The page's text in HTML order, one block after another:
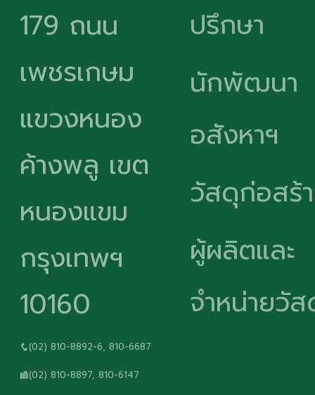
179 ถนน
เพชรเกษม
แขวงหนอง
ค้างพลู เขต
หนองแขม
กรุงเทพฯ
10160
(02) 810-8892-6, 810-6687
(02) 810-8897, 810-6147
ปรึกษา
นักพัฒนา
อสังหาฯ
วัสดุก่อสร้
ผู้ผลิตและ
จำหน่ายวั